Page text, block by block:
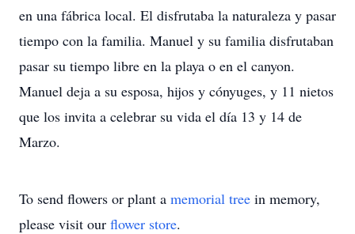
en una fábrica local. El disfrutaba la naturaleza y pasar
tiempo con la familia. Manuel y su familia disfrutaban
pasar su tiempo libre en la playa o en el canyon.
Manuel deja a su esposa, hijos y cónyuges, y 11 nietos
que los invita a celebrar su vida el día 13 y 14 de
Marzo.
To send flowers or plant a memorial tree in memory,
please visit our flower store.